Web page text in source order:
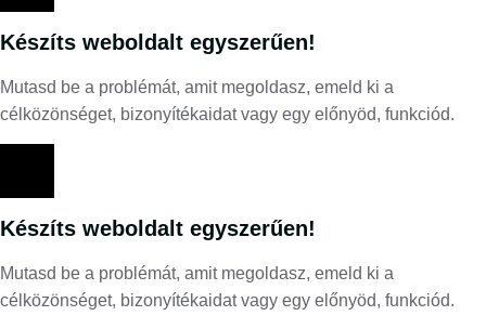
Készíts weboldalt egyszerűen!
Mutasd be a problémát, amit megoldasz, emeld ki a
célközönséget, bizonyítékaidat vagy egy előnyöd, funkciód.
Készíts weboldalt egyszerűen!
Mutasd be a problémát, amit megoldasz, emeld ki a
célközönséget, bizonyítékaidat vagy egy előnyöd, funkciód.